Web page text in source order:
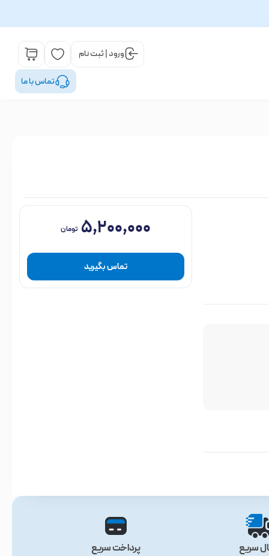
ورود | ثبت نام
تماس با ما
۵,۲۰۰,۰۰۰ تومان
تماس بگیرید
سریع پرداخت سریع